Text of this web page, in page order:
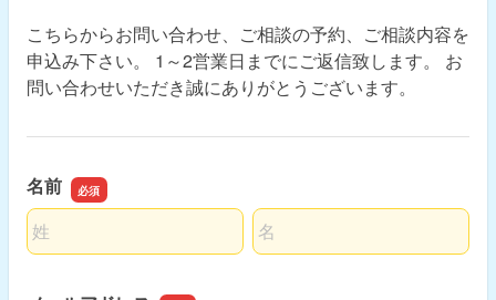
こちらからお問い合わせ、ご相談の予約、ご相談内容を
申込み下さい。 1～2営業日までにご返信致します。 お
問い合わせいただき誠にありがとうございます。
名前
名前の姓
名前の名